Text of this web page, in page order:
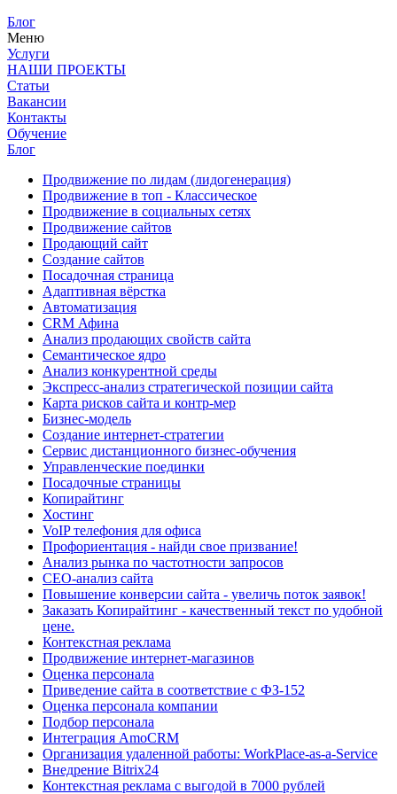
Блог
Меню
Услуги
НАШИ ПРОЕКТЫ
Статьи
Вакансии
Контакты
Обучение
Блог
Продвижение по лидам (лидогенерация)
Продвижение в топ - Классическое
Продвижение в социальных сетях
Продвижение сайтов
Продающий сайт
Создание сайтов
Посадочная страница
Адаптивная вёрстка
Автоматизация
CRM Афина
Анализ продающих свойств сайта
Семантическое ядро
Анализ конкурентной среды
Экспресс-анализ стратегической позиции сайта
Карта рисков сайта и контр-мер
Бизнес-модель
Создание интернет-стратегии
Сервис дистанционного бизнес-обучения
Управленческие поединки
Посадочные страницы
Копирайтинг
Хостинг
VoIP телефония для офиса
Профориентация - найди свое призвание!
Анализ рынка по частотности запросов
СЕО-анализ сайта
Повышение конверсии сайта - увеличь поток заявок!
Заказать Копирайтинг - качественный текст по удобной
цене.
Контекстная реклама
Продвижение интернет-магазинов
Оценка персонала
Приведение сайта в соответствие с ФЗ-152
Оценка персонала компании
Подбор персонала
Интеграция AmoCRM
Организация удаленной работы: WorkPlace-as-a-Service
Внедрение Bitrix24
Контекстная реклама с выгодой в 7000 рублей